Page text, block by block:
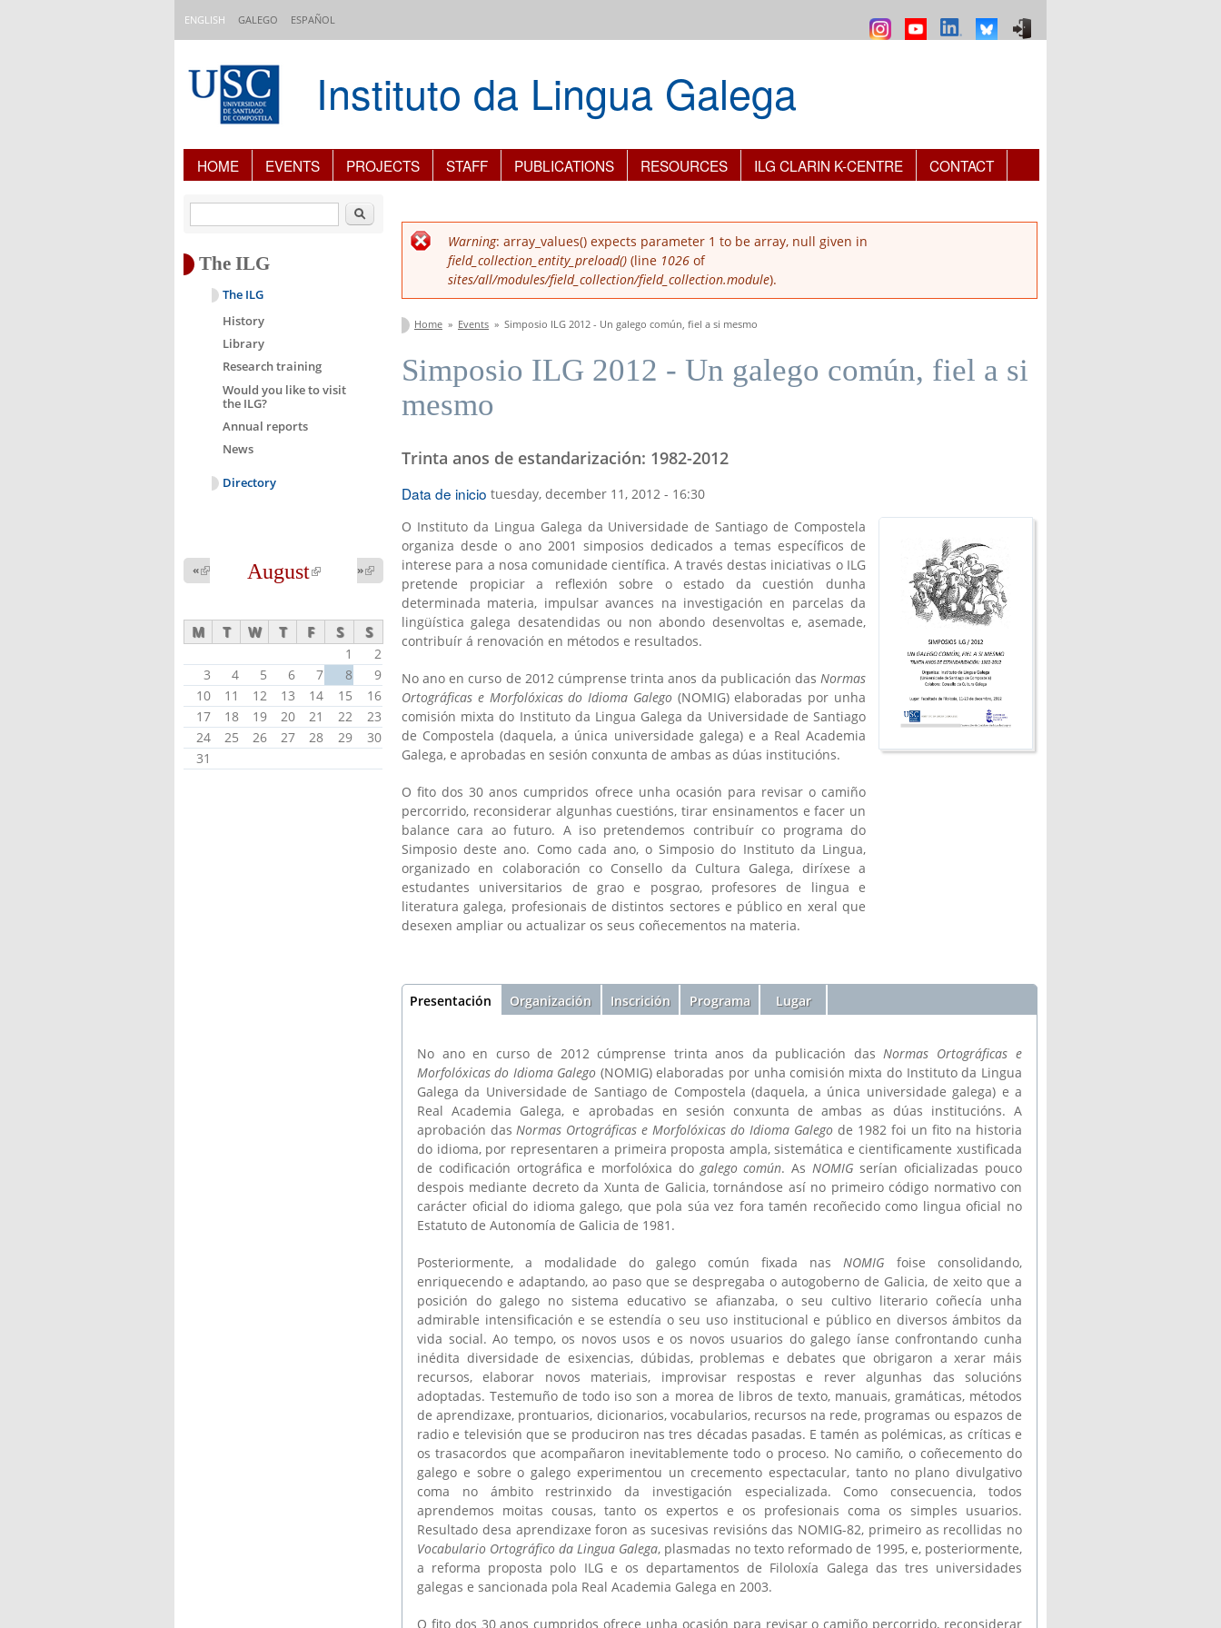
ENGLISH GALEGO ESPAÑOL
Instituto da Lingua Galega
Content Index
HOME EVENTS PROJECTS STAFF PUBLICATIONS RESOURCES ILG CLARIN K-CENTRE CONTACT
Error message
Warning: array_values() expects parameter 1 to be array, null given in
field_collection_entity_preload() (line 1026 of
sites/all/modules/field_collection/field_collection.module).
You are here
Home » Events » Simposio ILG 2012 - Un galego común, fiel a si mesmo
Simposio ILG 2012 - Un galego común, fiel a si
mesmo
Trinta anos de estandarización: 1982-2012
Data de inicio tuesday, december 11, 2012 - 16:30
O Instituto da Lingua Galega da Universidade de Santiago de Compostela
organiza desde o ano 2001 simposios dedicados a temas específicos de
interese para a nosa comunidade científica. A través destas iniciativas o ILG
pretende propiciar a reflexión sobre o estado da cuestión dunha
determinada materia, impulsar avances na investigación en parcelas da
lingüística galega desatendidas ou non abondo desenvoltas e, asemade,
contribuír á renovación en métodos e resultados.
No ano en curso de 2012 cúmprense trinta anos da publicación das Normas
Ortográficas e Morfolóxicas do Idioma Galego(NOMIG) elaboradas por unha
comisión mixta do Instituto da Lingua Galega da Universidade de Santiago
de Compostela (daquela, a única universidade galega) e a Real Academia
Galega, e aprobadas en sesión conxunta de ambas as dúas institucións.
O fito dos 30 anos cumpridos ofrece unha ocasión para revisar o camiño
percorrido, reconsiderar algunhas cuestións, tirar ensinamentos e facer un
balance cara ao futuro. A iso pretendemos contribuír co programa do
Simposio deste ano. Como cada ano, o Simposio do Instituto da Lingua,
organizado en colaboración co Consello da Cultura Galega, diríxese a
estudantes universitarios de grao e posgrao, profesores de lingua e
literatura galega, profesionais de distintos sectores e público en xeral que
desexen ampliar ou actualizar os seus coñecementos na materia.
Sección
Presentación (active
tab)
Organización Inscrición Programa Lugar
No ano en curso de 2012 cúmprense trinta anos da publicación das Normas Ortográficas e
Morfolóxicas do Idioma Galego (NOMIG) elaboradas por unha comisión mixta do Instituto da Lingua
Galega da Universidade de Santiago de Compostela (daquela, a única universidade galega) e a
Real Academia Galega, e aprobadas en sesión conxunta de ambas as dúas institucións. A
aprobación das Normas Ortográficas e Morfolóxicas do Idioma Galego de 1982 foi un fito na historia
do idioma, por representaren a primeira proposta ampla, sistemática e cientificamente xustificada
de codificación ortográfica e morfolóxica do galego común. As NOMIG serían oficializadas pouco
despois mediante decreto da Xunta de Galicia, tornándose así no primeiro código normativo con
carácter oficial do idioma galego, que pola súa vez fora tamén recoñecido como lingua oficial no
Estatuto de Autonomía de Galicia de 1981.
Posteriormente, a modalidade do galego común fixada nas NOMIG foise consolidando,
enriquecendo e adaptando, ao paso que se despregaba o autogoberno de Galicia, de xeito que a
posición do galego no sistema educativo se afianzaba, o seu cultivo literario coñecía unha
admirable intensificación e se estendía o seu uso institucional e público en diversos ámbitos da
vida social. Ao tempo, os novos usos e os novos usuarios do galego íanse confrontando cunha
inédita diversidade de esixencias, dúbidas, problemas e debates que obrigaron a xerar máis
recursos, elaborar novos materiais, improvisar respostas e rever algunhas das solucións
adoptadas. Testemuño de todo iso son a morea de libros de texto, manuais, gramáticas, métodos
de aprendizaxe, prontuarios, dicionarios, vocabularios, recursos na rede, programas ou espazos de
radio e televisión que se produciron nas tres décadas pasadas. E tamén as polémicas, as críticas e
os trasacordos que acompañaron inevitablemente todo o proceso. No camiño, o coñecemento do
galego e sobre o galego experimentou un crecemento espectacular, tanto no plano divulgativo
coma no ámbito restrinxido da investigación especializada. Como consecuencia, todos
aprendemos moitas cousas, tanto os expertos e os profesionais coma os simples usuarios.
Resultado desa aprendizaxe foron as sucesivas revisións das NOMIG-82, primeiro as recollidas no
Vocabulario Ortográfico da Lingua Galega, plasmadas no texto reformado de 1995, e, posteriormente,
a reforma proposta polo ILG e os departamentos de Filoloxía Galega das tres universidades
galegas e sancionada pola Real Academia Galega en 2003.
O fito dos 30 anos cumpridos ofrece unha ocasión para revisar o camiño percorrido, reconsiderar
Search
The ILG
The ILG
History
Library
Research training
Would you like to visit
the ILG?
Annual reports
News
Directory
August (link is
«
external)
»
(link is
external)
M T W T F S S
1
2
3
4 5 6 7 8
9
10
11 12 13 14 15
16
17
18 19 20 21 22
23
24
25 26 27 28 29
30
31